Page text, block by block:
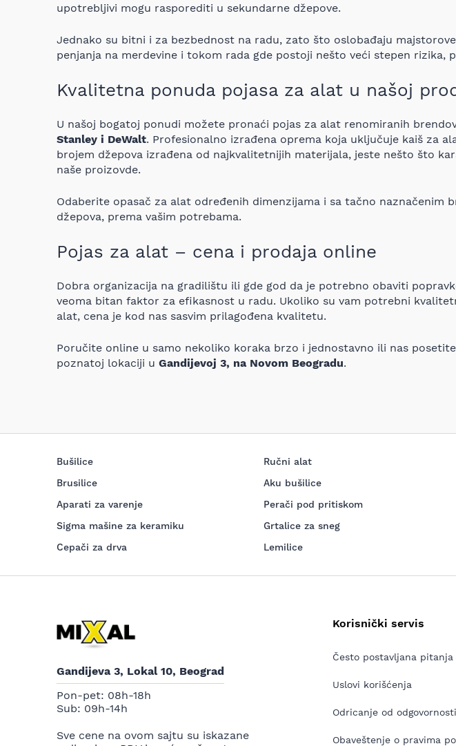
upotrebljivi mogu rasporediti u sekundarne džepove.
Jednako su bitni i za bezbednost na radu, zato što oslobađaju
penjanja na merdevine i tokom rada gde postoji nešto veći stepen rizika,
Kvalitetna ponuda pojasa za alat u našoj
U našoj bogatoj ponudi možete pronaći pojas za alat renomiranih
Stanley i DeWalt. Profesionalno izrađena oprema koja uključuje kaiš za
brojem džepova izrađena od najkvalitetnijih materijala, jeste nešto što
naše proizovde.
Odaberite opasač za alat određenih dimenzijama i sa tačno naznačenim
džepova, prema vašim potrebama.
Pojas za alat – cena i prodaja online
Dobra organizacija na gradilištu ili gde god da je potrebno obaviti
veoma bitan faktor za efikasnost u radu. Ukoliko su vam potrebni
alat, cena je kod nas sasvim prilagođena kvalitetu.
Poručite online u samo nekoliko koraka brzo i jednostavno ili nas
poznatoj lokaciji u Gandijevoj 3, na Novom Beogradu.
Bušilice
Brusilice
Aparati za varenje
Sigma mašine za keramiku
Cepači za drva
Ručni alat
Aku bušilice
Perači pod pritiskom
Grtalice za sneg
Lemilice
Gandijeva 3, Lokal 10, Beograd
Pon-pet: 08h-18h
Sub: 09h-14h
Sve cene na ovom sajtu su iskazane
Korisnički servis
Često postavljana pitanja
Uslovi korišćenja
Odricanje od odgovornosti
Obaveštenje o pravima